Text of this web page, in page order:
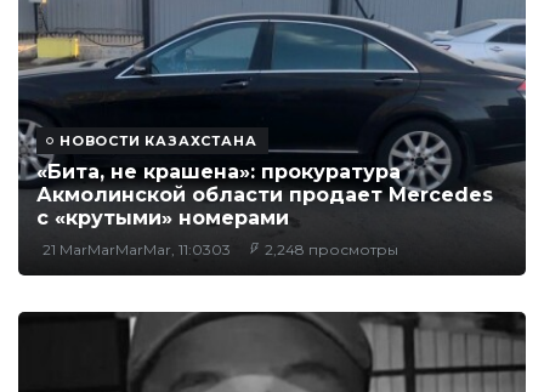
НОВОСТИ КАЗАХСТАНА
«Бита, не крашена»: прокуратура
Акмолинской области продает Mercedes
с «крутыми» номерами
21 MarMarMarMar, 11:0303 2,248 просмотры